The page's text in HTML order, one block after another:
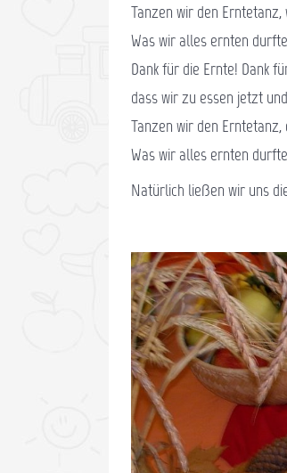
Tanzen wir den
Was wir alles ernten
Dank für die Ernte! Dank
dass wir zu essen jetzt
Tanzen wir den
Was wir alles ernten
Natürlich ließen wir uns